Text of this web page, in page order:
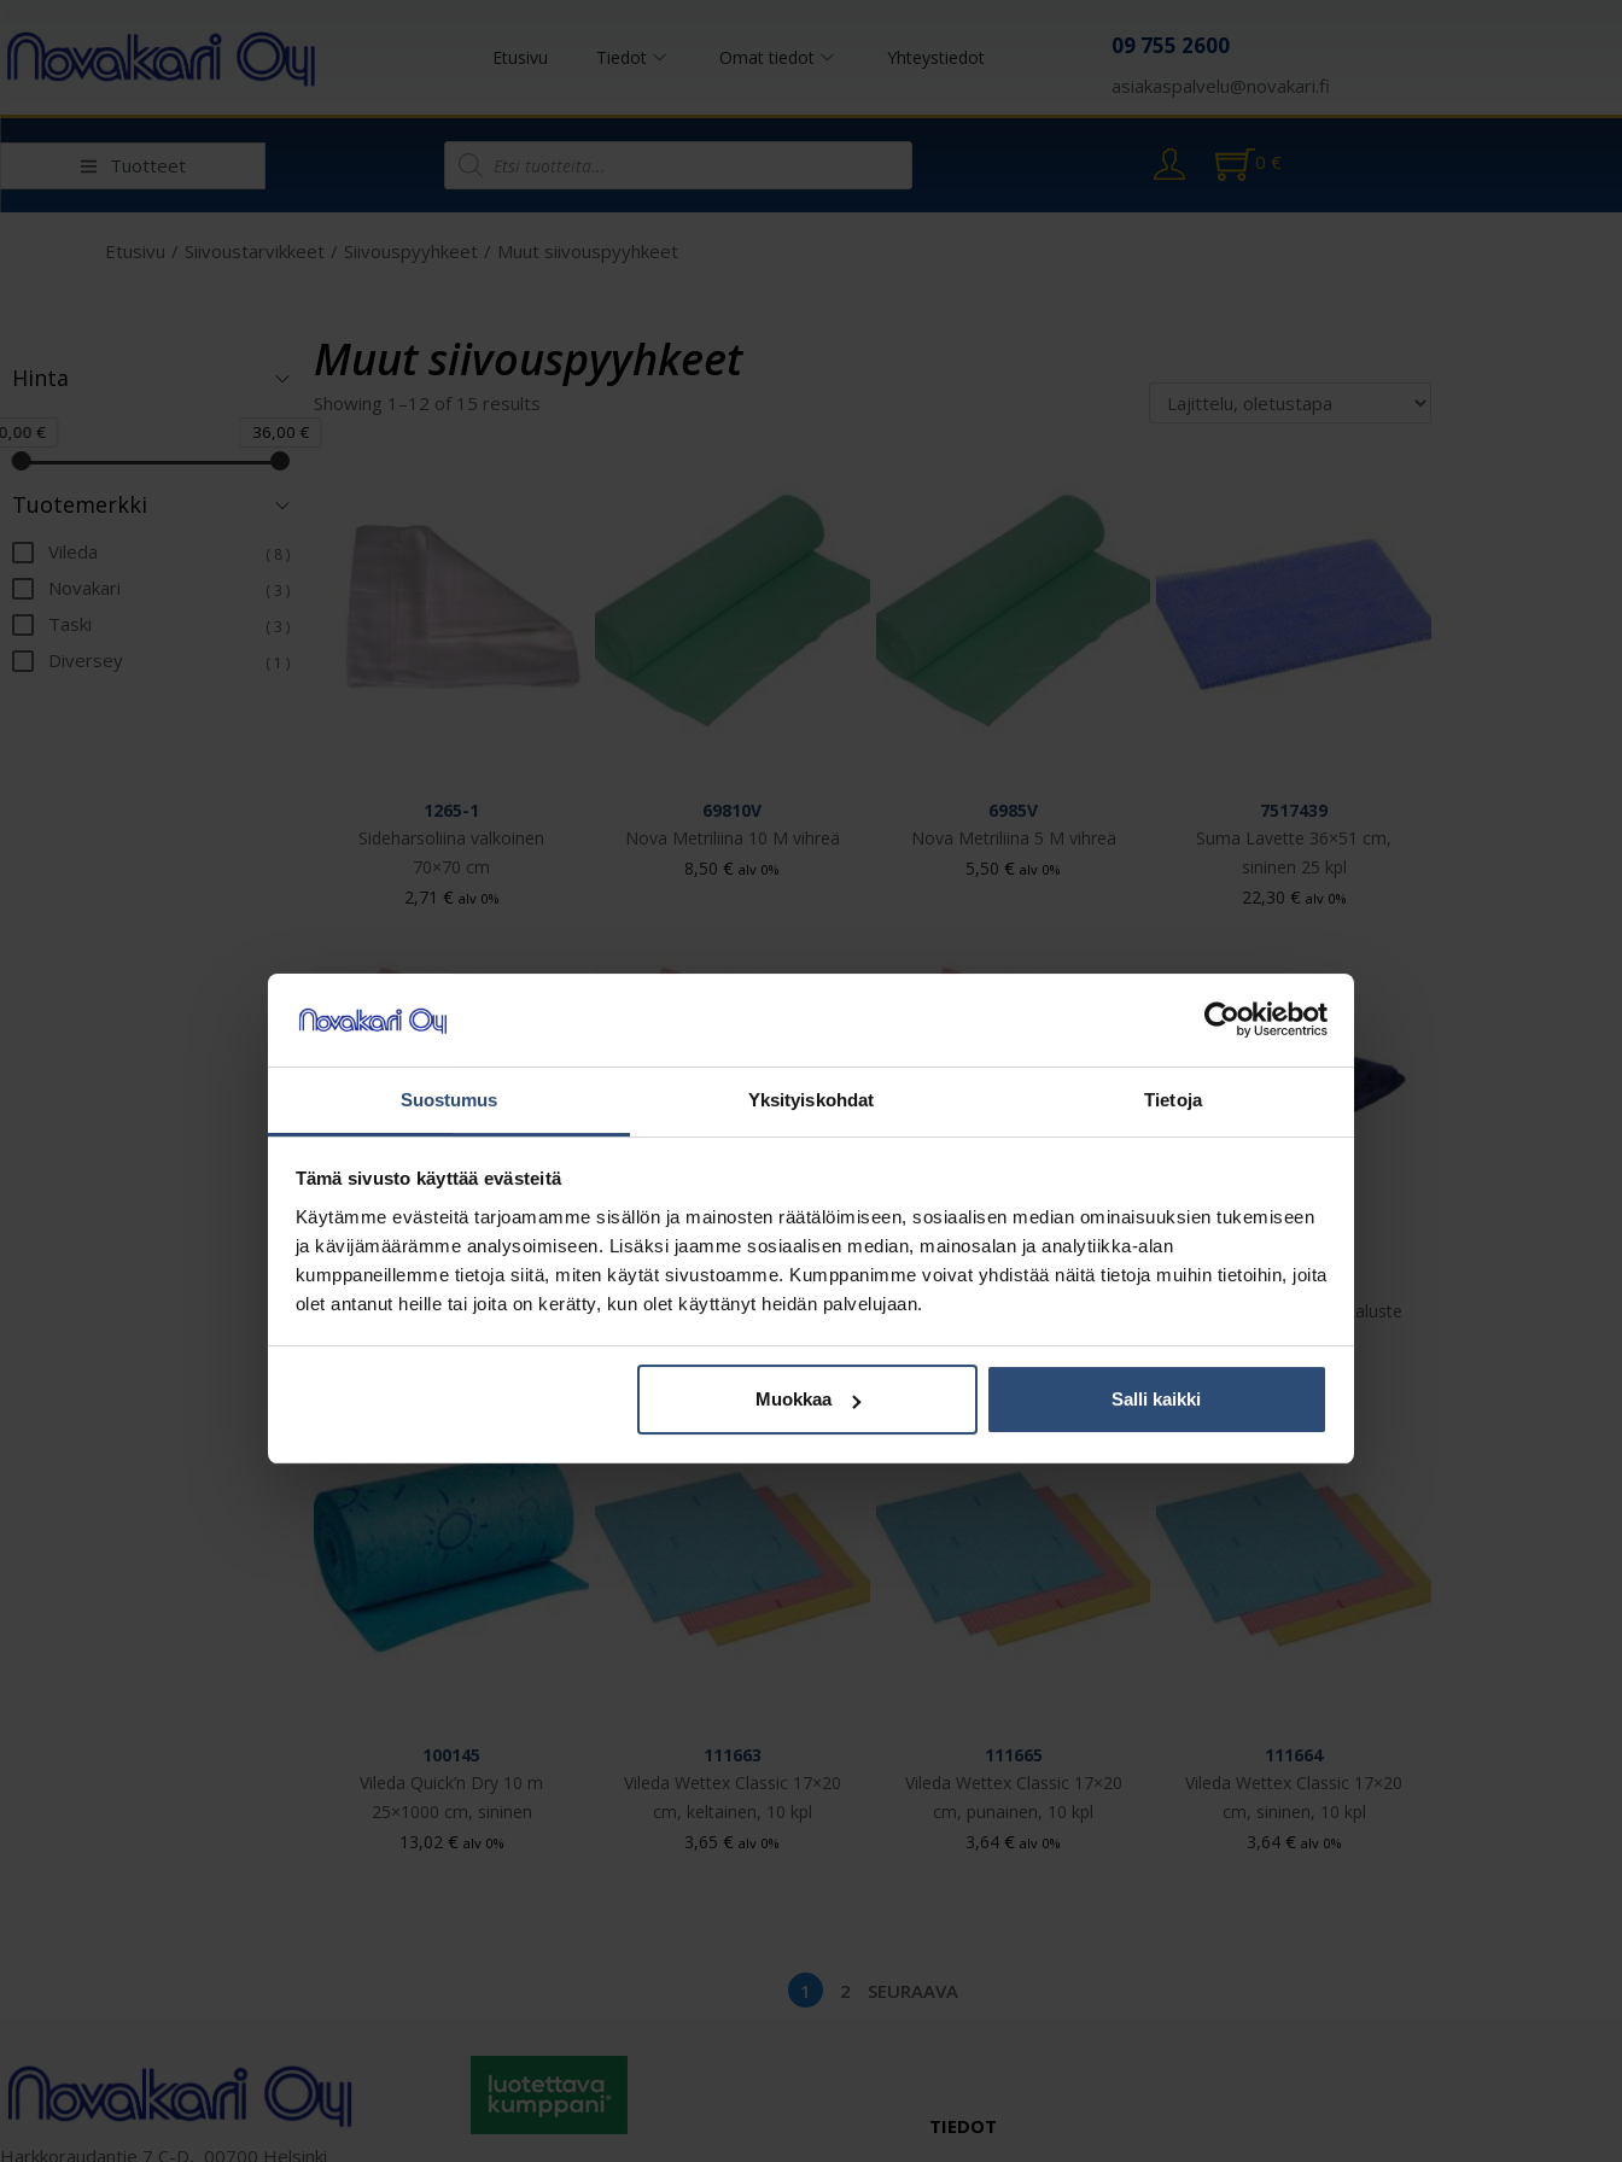
Suostumus Yksityiskohdat Tietoja
Tämä sivusto käyttää evästeitä
Käytämme evästeitä tarjoamamme sisällön ja mainosten räätälöimiseen, sosiaalisen median ominaisuuksien tukemiseen
ja kävijämäärämme analysoimiseen. Lisäksi jaamme sosiaalisen median, mainosalan ja analytiikka-alan
kumppaneillemme tietoja siitä, miten käytät sivustoamme. Kumppanimme voivat yhdistää näitä tietoja muihin tietoihin, joita
olet antanut heille tai joita on kerätty, kun olet käyttänyt heidän palvelujaan.
Muokkaa Salli kaikki
Etusivu Tiedot Omat tiedot Yhteystiedot 09 755 2600
asiakaspalvelu@novakari.fi
Tuotteet 0 €
Etusivu / Siivoustarvikkeet / Siivouspyyhkeet / Muut siivouspyyhkeet
Hinta
€ 36,00 €
Tuotemerkki
Vileda ( 8 )
Novakari ( 3 )
Taski ( 3 )
Diversey ( 1 )
Muut siivouspyyhkeet
Showing 1 –12 of 15 results
1265-1
Sideharsoliina valkoinen
70×70 cm
2,71 € alv 0%
69810V
Nova Metriliina 10 M vihreä
8,50 € alv 0%
6985V
Nova Metriliina 5 M vihreä
5,50 € alv 0%
7517439
Suma Lavette 36×51 cm,
sininen 25 kpl
22,30 € alv 0%
7511091
TASKI Allegro Light 38×40 cm,
M7511088
TASKI Allegro Light 38×40 cm,
34,00 € alv 0%
M7511089
TASKI Allegro Light 38×40 cm,
42,00 € alv 0%
179226
Swep Duo r-Taso ja kaluste
11,64 € alv 0%
100145
Vileda Quick’n Dry 10 m
25×1000 cm, sininen
13,02 € alv 0%
111663
Vileda Wettex Classic 17×20
cm, keltainen, 10 kpl
3,65 € alv 0%
111665
Vileda Wettex Classic 17×20
cm, punainen, 10 kpl
3,64 € alv 0%
111664
Vileda Wettex Classic 17×20
cm, sininen, 10 kpl
3,64 € alv 0%
1 2 SEURAAVA
Harkkoraudantie 7 C-D, 00700 Helsinki
TIEDOT